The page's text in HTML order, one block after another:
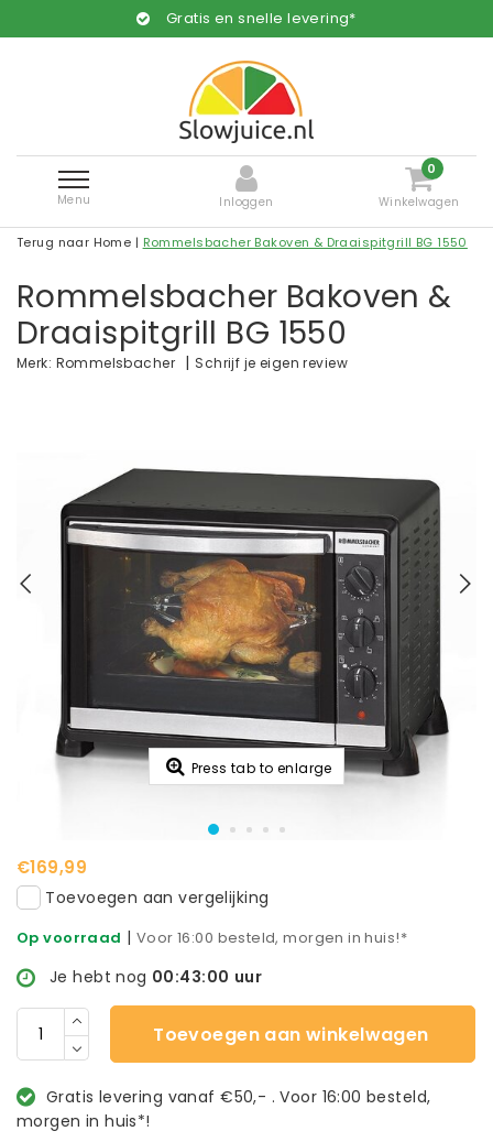
Gratis en snelle levering*
Menu Inloggen
0
Winkelwagen
Terug naar Home | Rommelsbacher Bakoven & Draaispitgrill BG 1550
Rommelsbacher Bakoven &
Draaispitgrill BG 1550
Merk: Rommelsbacher | Schrijf je eigen review
Press tab to enlarge
€169,99
Toevoegen aan vergelijking
Op voorraad | Voor 16:00 besteld, morgen in huis!*
Je hebt nog 00:43:00 uur
Toevoegen aan winkelwagen
Gratis levering vanaf €50,- . Voor 16:00 besteld,
morgen in huis*!